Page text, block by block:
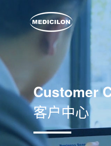
Customer
客户中心